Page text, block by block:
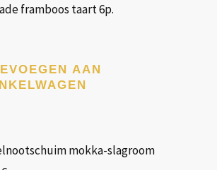
framboos taart 6p.
AAN